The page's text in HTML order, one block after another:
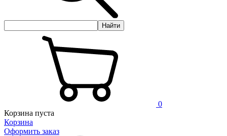
Найти
0
Корзина пуста
Корзина
Оформить заказ